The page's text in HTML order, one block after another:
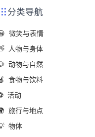
分类导航
微笑与表情
人物与身体
动物与自然
食物与饮料
活动
旅行与地点
物体